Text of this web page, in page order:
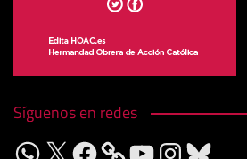
Síguenos en redes
WhatsApp
X Facebook YouTubeInstagram
Bluesky